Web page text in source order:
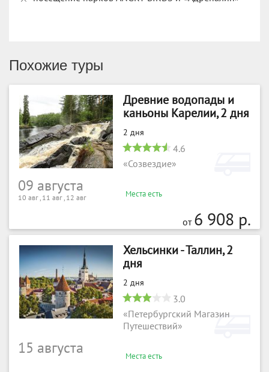
Похожие туры
Древние водопады и
каньоны Карелии, 2 дня
2 дня
4.6
«Созвездие»
09 августа
10 авг , 11 авг , 12 авг Места есть
от 6 908 р.
Хельсинки - Таллин, 2
дня
2 дня
3.0
«Петербургский Магазин
Путешествий»
15 августа Места есть